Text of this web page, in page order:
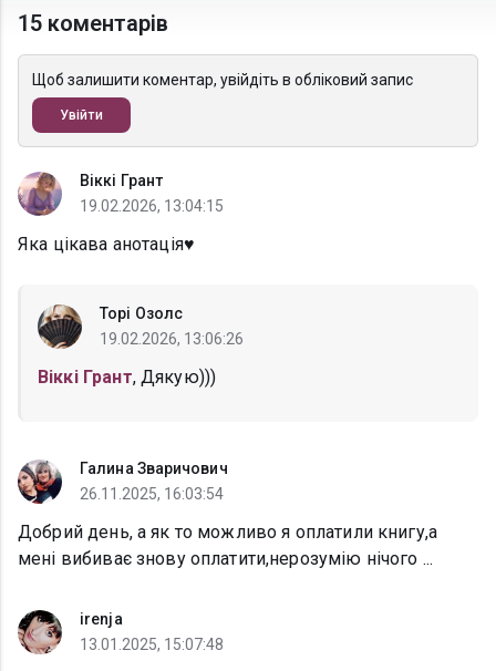
15 коментарів
Щоб залишити коментар, увійдіть в обліковий запис
Увійти
Віккі Грант
19.02.2026, 13:04:15
Яка цікава анотація♥️
Торі Озолс
19.02.2026, 13:06:26
Віккі Грант, Дякую)))
Галина Зваричович
26.11.2025, 16:03:54
Добрий день, а як то можливо я оплатили книгу,а
мені вибиває знову оплатити,нерозумію нічого ...
irenja
13.01.2025, 15:07:48